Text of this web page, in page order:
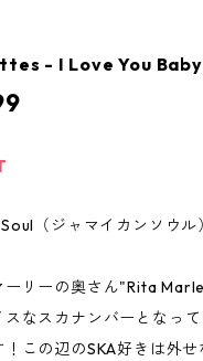
- I Love You Baby
Soul（ジャマイカンソウ
ーリーの奥さん"Rita
スなスカナンバーとなっ
この辺のSKA好きは外せ